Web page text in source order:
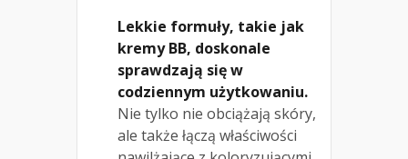
Lekkie formuły, takie jak
kremy BB, doskonale
sprawdzają się w
codziennym użytkowaniu.
Nie tylko nie obciążają skóry,
ale także łączą właściwości